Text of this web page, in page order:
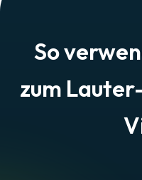
So
zum